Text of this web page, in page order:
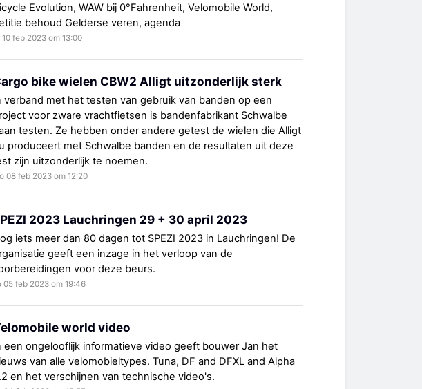
Evolution, WAW bij 0°Fahrenheit, Velomobile World,
behoud Gelderse veren, agenda
10 feb 2023 om 13:00
bike wielen CBW2 Alligt uitzonderlijk sterk
verband met het testen van gebruik van banden op een
voor zware vrachtfietsen is bandenfabrikant Schwalbe
testen. Ze hebben onder andere getest de wielen die Alligt
produceert met Schwalbe banden en de resultaten uit deze
zijn uitzonderlijk te noemen.
08 feb 2023 om 12:20
2023 Lauchringen 29 + 30 april 2023
iets meer dan 80 dagen tot SPEZI 2023 in Lauchringen! De
geeft een inzage in het verloop van de
voor deze beurs.
05 feb 2023 om 19:46
world video
een ongelooflijk informatieve video geeft bouwer Jan het
van alle velomobieltypes. Tuna, DF and DFXL and Alpha
en het verschijnen van technische video's.